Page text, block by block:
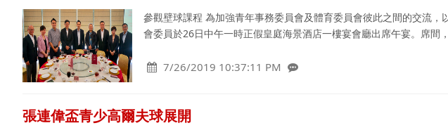
參觀壁球課程 為加強青年事務委員會及體育委員會彼此之間的交流，
會委員於26日中午一時正假皇庭海景酒店一樓宴會廳出席午宴。席間，
7/26/2019 10:37:11 PM
張連偉盃青少高爾夫球展開